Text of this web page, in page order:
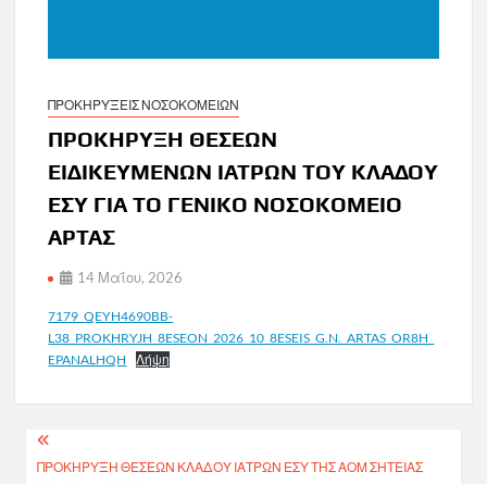
ΠΡΟΚΗΡΥΞΕΙΣ ΝΟΣΟΚΟΜΕΙΩΝ
ΠΡΟΚΗΡΥΞΗ ΘΕΣΕΩΝ
ΕΙΔΙΚΕΥΜΕΝΩΝ ΙΑΤΡΩΝ ΤΟΥ ΚΛΑΔΟΥ
ΕΣΥ ΓΙΑ ΤΟ ΓΕΝΙΚΟ ΝΟΣΟΚΟΜΕΙΟ
ΑΡΤΑΣ
14 Μαΐου, 2026
7179_QEYH4690BB-
L38_PROKHRYJH_8ESEON_2026_10_8ESEIS_G.N._ARTAS_OR8H_
EPANALHQH
Λήψη
Πλοήγηση
ΠΡΟΚΗΡΥΞΗ ΘΕΣΕΩΝ ΚΛΑΔΟΥ ΙΑΤΡΩΝ ΕΣΥ ΤΗΣ ΑΟΜ ΣΗΤΕΙΑΣ